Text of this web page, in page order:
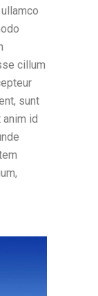
cillum
sunt
id